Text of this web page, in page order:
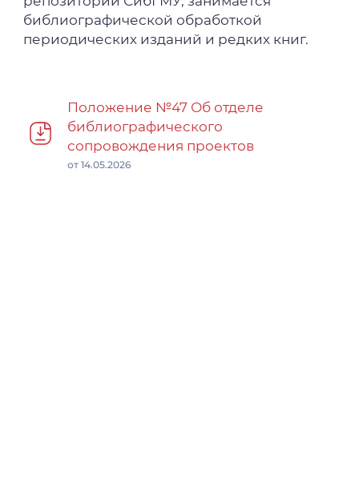
библиографической обработкой
периодических изданий и редких книг.
Положение №47 Об отделе
библиографического
сопровождения проектов
от 14.05.2026